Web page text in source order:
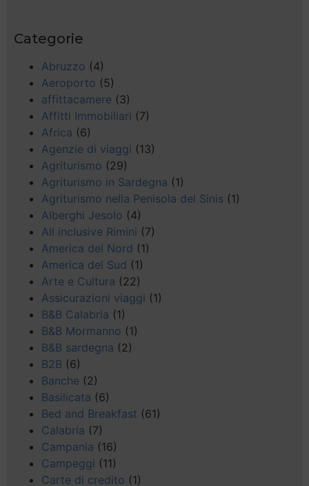
Categorie
Abruzzo (4)
Aeroporto (5)
affittacamere (3)
Affitti Immobiliari (7)
Africa (6)
Agenzie di viaggi (13)
Agriturismo (29)
Agriturismo in Sardegna (1)
Agriturismo nella Penisola del Sinis (1)
Alberghi Jesolo (4)
All inclusive Rimini (7)
America del Nord (1)
America del Sud (1)
Arte e Cultura (22)
Assicurazioni viaggi (1)
B&B Calabria (1)
B&B Mormanno (1)
B&B sardegna (2)
B2B (6)
Banche (2)
Basilicata (6)
Bed and Breakfast (61)
Calabria (7)
Campania (16)
Campeggi (11)
Carte di credito (1)